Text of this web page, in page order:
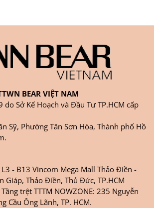
BEAR VIỆT NAM
Sở Kế Hoạch và Đầu Tư TP.HCM cấp
Sỹ, Phường Tân Sơn Hòa, Thành phố Hồ
L3 - B13 Vincom Mega Mall Thảo Điền -
Giáp, Thảo Điền, Thủ Đức, TP.HCM
Tầng trệt TTTM NOWZONE: 235 Nguyễn
Cầu Ông Lãnh, TP. HCM.